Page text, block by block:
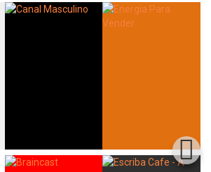
Facebook Twitter E-mail